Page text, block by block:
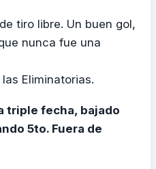
tiro libre. Un buen gol,
nunca fue una
Eliminatorias.
triple fecha, bajado
5to. Fuera de